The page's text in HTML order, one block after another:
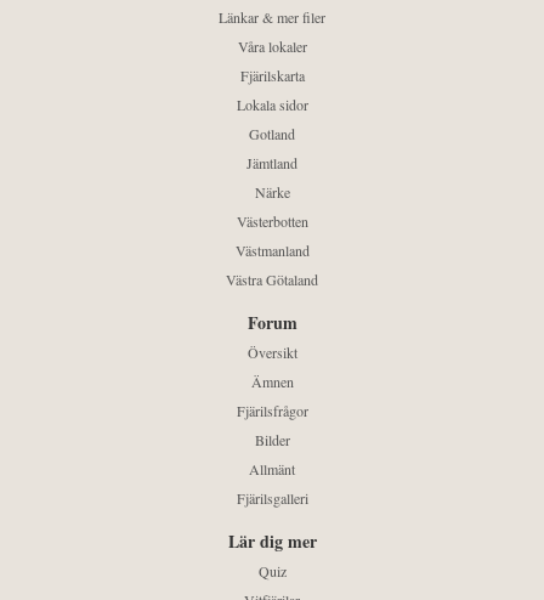
Länkar & mer filer
Våra lokaler
Fjärilskarta
Lokala sidor
Gotland
Jämtland
Närke
Västerbotten
Västmanland
Västra Götaland
Forum
Översikt
Ämnen
Fjärilsfrågor
Bilder
Allmänt
Fjärilsgalleri
Lär dig mer
Quiz